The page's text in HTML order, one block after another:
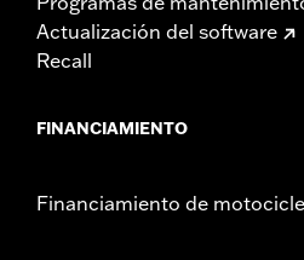
Actualización del software
Recall
FINANCIAMIENTO
Financiamiento de